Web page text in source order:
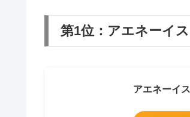
第1位：アエネーイス
アエネーイス